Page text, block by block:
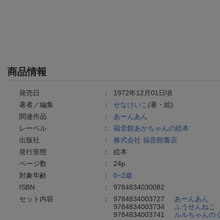
商品情報
発売日 ： 1972年12月01日頃
著者／編集
： せなけいこ (著・絵)
関連作品
： あーんあん
レーベル
： 福音館あかちゃんの絵本
出版社
： 株式会社 福音館書店
発行形態
： 絵本
ページ数
： 24p
対象年齢
： 0~2歳
ISBN
： 9784834030082
セット内容
： 9784834003727 あーんあん
9784834003734 ふうせんねこ
9784834003741
ルルちゃんの